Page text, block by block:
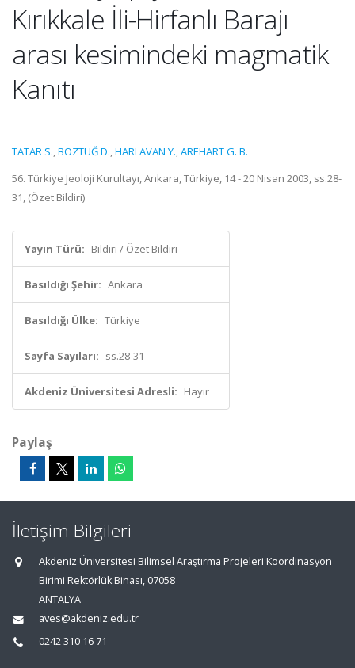
Kırıkkale İli-Hirfanlı Barajı
arası kesimindeki magmatik
Kanıtı
TATAR S.,BOZTUĞ D.,HARLAVAN Y.,AREHART G. B.
56. Türkiye Jeoloji Kurultayı, Ankara, Türkiye, 14 - 20 Nisan 2003, ss.28-
31, (Özet Bildiri)
Yayın Türü: Bildiri / Özet Bildiri
Basıldığı Şehir: Ankara
Basıldığı Ülke: Türkiye
Sayfa Sayıları: ss.28-31
Akdeniz Üniversitesi Adresli: Hayır
Paylaş
İletişim Bilgileri
Akdeniz Üniversitesi Bilimsel Araştırma Projeleri Koordinasyon
Birimi Rektörlük Binası, 07058
ANTALYA
aves@akdeniz.edu.tr
0242 310 16 71